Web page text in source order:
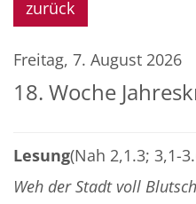
zurück
Freitag, 7. August 2026
18. Woche
Lesung(Nah 2,1.3; 3,1-
Weh der Stadt voll